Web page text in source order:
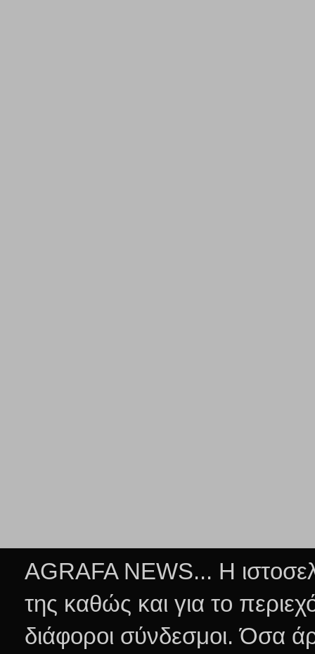
AGRAFA NEWS... Η
της καθώς και για το
διάφοροι σύνδεσμοι.Όσα